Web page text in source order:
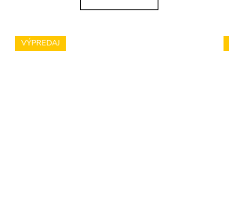
VÝPREDAJ